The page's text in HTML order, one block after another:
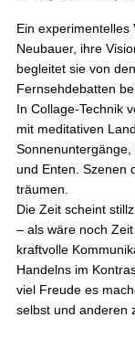
Neubauer, ihre
begleitet sie von
Fernsehdebatten
In Collage-Technik
mit meditativen
und Enten. Szenen
träumen.
Die Zeit scheint
– als wäre noch
kraftvolle
Handelns im
viel Freude es
selbst und anderen